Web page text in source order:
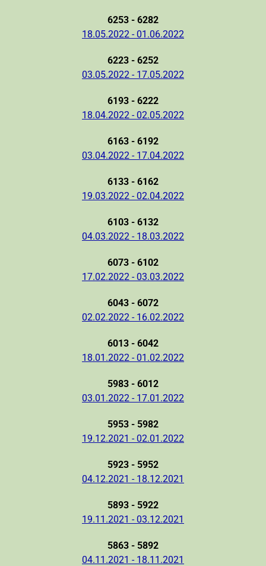
6253 - 6282
18.05.2022 - 01.06.2022
6223 - 6252
03.05.2022 - 17.05.2022
6193 - 6222
18.04.2022 - 02.05.2022
6163 - 6192
03.04.2022 - 17.04.2022
6133 - 6162
19.03.2022 - 02.04.2022
6103 - 6132
04.03.2022 - 18.03.2022
6073 - 6102
17.02.2022 - 03.03.2022
6043 - 6072
02.02.2022 - 16.02.2022
6013 - 6042
18.01.2022 - 01.02.2022
5983 - 6012
03.01.2022 - 17.01.2022
5953 - 5982
19.12.2021 - 02.01.2022
5923 - 5952
04.12.2021 - 18.12.2021
5893 - 5922
19.11.2021 - 03.12.2021
5863 - 5892
04.11.2021 - 18.11.2021